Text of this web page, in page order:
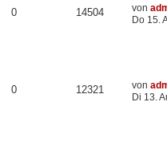
0 14504 von
Do 15.
0 12321 von
Di 13.